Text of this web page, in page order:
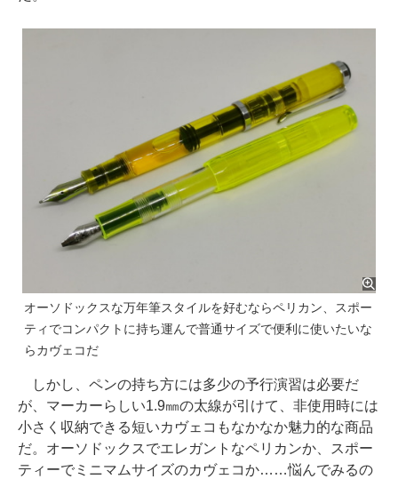
オーソドックスな万年筆スタイルを好むならペリカン、スポー
ティでコンパクトに持ち運んで普通サイズで便利に使いたいな
らカヴェコだ
しかし、ペンの持ち方には多少の予行演習は必要だ
が、マーカーらしい1.9㎜の太線が引けて、非使用時には
小さく収納できる短いカヴェコもなかなか魅力的な商品
だ。オーソドックスでエレガントなペリカンか、スポー
ティーでミニマムサイズのカヴェコか……悩んでみるの